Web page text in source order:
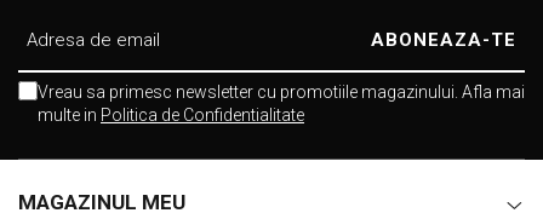
Vreau sa primesc newsletter cu promotiile magazinului. Afla mai
multe in Politica de Confidentialitate
MAGAZINUL MEU